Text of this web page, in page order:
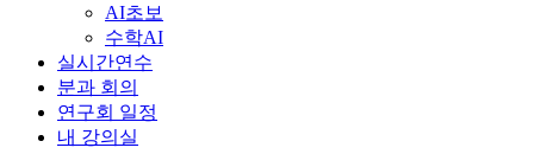
AI초보
수학AI
실시간연수
분과 회의
연구회 일정
내 강의실